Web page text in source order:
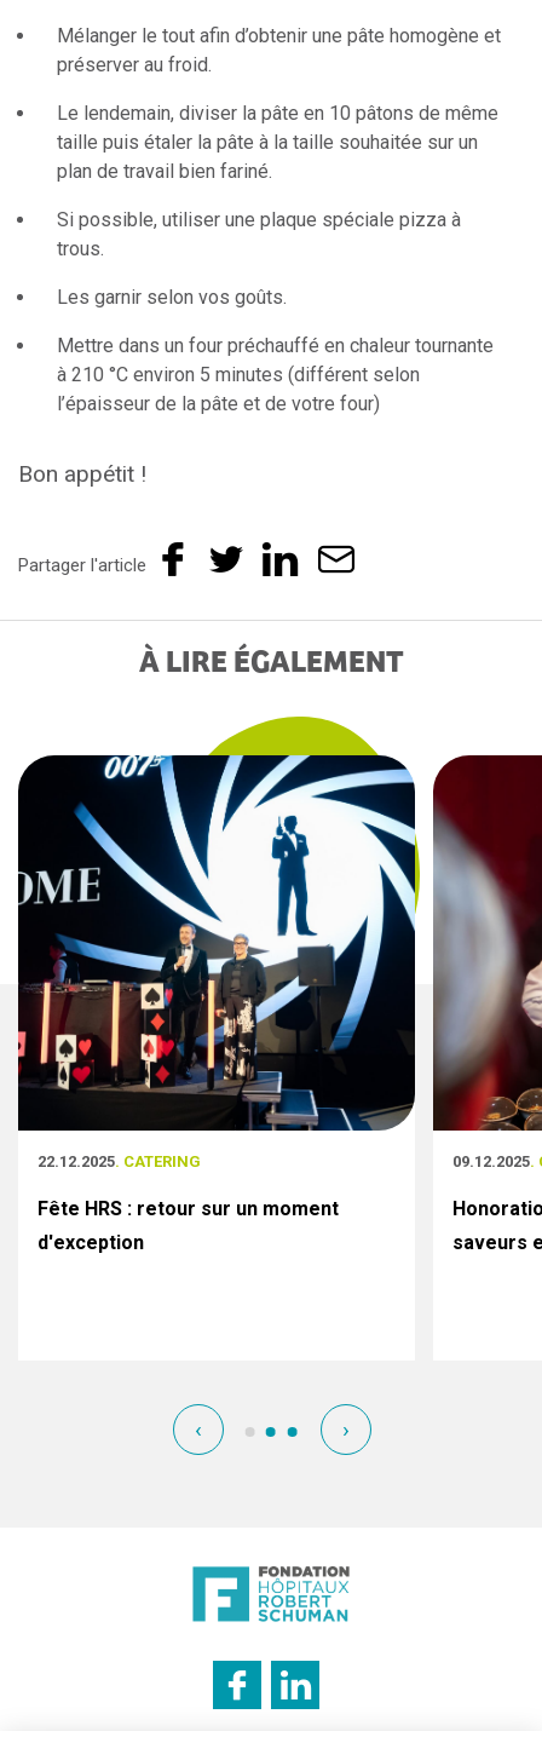
Mélanger le tout afin d’obtenir une pâte homogène et
préserver au froid.
Le lendemain, diviser la pâte en 10 pâtons de même
taille puis étaler la pâte à la taille souhaitée sur un
plan de travail bien fariné.
Si possible, utiliser une plaque spéciale pizza à
trous.
Les garnir selon vos goûts.
Mettre dans un four préchauffé en chaleur tournante
à 210 °C environ 5 minutes (différent selon
l’épaisseur de la pâte et de votre four)
Bon appétit !
Partager l'article
À LIRE ÉGALEMENT
22.12.2025. CATERING
Fête HRS : retour sur un moment
d'exception
09.12.2025.
saveurs
‹ ›